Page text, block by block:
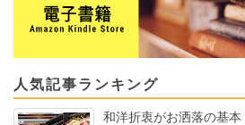
人気記事ランキング
和洋折衷がお洒落の基